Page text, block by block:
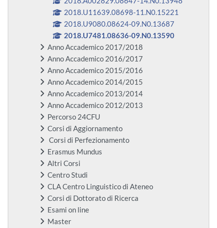
2018.U11639.08698-11.N0.15221
2018.U9080.08624-09.N0.13687
2018.U7481.08636-09.N0.13590
Anno Accademico 2017/2018
Anno Accademico 2016/2017
Anno Accademico 2015/2016
Anno Accademico 2014/2015
Anno Accademico 2013/2014
Anno Accademico 2012/2013
Percorso 24CFU
Corsi di Aggiornamento
Corsi di Perfezionamento
Erasmus Mundus
Altri Corsi
Centro Studi
CLA Centro Linguistico di Ateneo
Corsi di Dottorato di Ricerca
Esami on line
Master